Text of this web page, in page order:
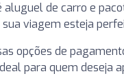
aluguel de carro e
viagem esteja
opções de
para quem deseja